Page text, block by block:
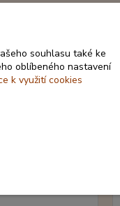
souhlasu také ke
oblíbeného nastavení
k využití cookies